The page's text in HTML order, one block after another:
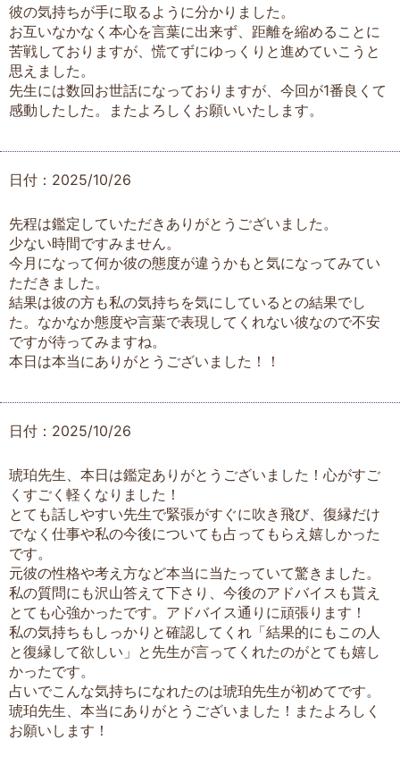
彼の気持ちが手に取るように分かりました。
お互いなかなく本心を言葉に出来ず、距離を縮めることに
苦戦しておりますが、慌てずにゆっくりと進めていこうと
思えました。
先生には数回お世話になっておりますが、今回が1番良くて
感動したした。またよろしくお願いいたします。
日付：2025/10/26
先程は鑑定していただきありがとうございました。
少ない時間ですみません。
今月になって何か彼の態度が違うかもと気になってみてい
ただきました。
結果は彼の方も私の気持ちを気にしているとの結果でし
た。なかなか態度や言葉で表現してくれない彼なので不安
ですが待ってみますね。
本日は本当にありがとうございました！！
日付：2025/10/26
琥珀先生、本日は鑑定ありがとうございました！心がすご
くすごく軽くなりました！
とても話しやすい先生で緊張がすぐに吹き飛び、復縁だけ
でなく仕事や私の今後についても占ってもらえ嬉しかった
です。
元彼の性格や考え方など本当に当たっていて驚きました。
私の質問にも沢山答えて下さり、今後のアドバイスも貰え
とても心強かったです。アドバイス通りに頑張ります！
私の気持ちもしっかりと確認してくれ「結果的にもこの人
と復縁して欲しい」と先生が言ってくれたのがとても嬉し
かったです。
占いでこんな気持ちになれたのは琥珀先生が初めてです。
琥珀先生、本当にありがとうございました！またよろしく
お願いします！